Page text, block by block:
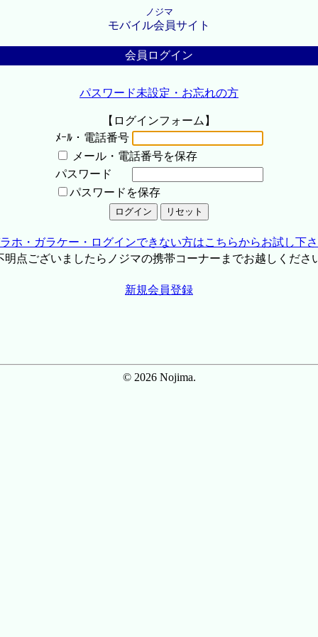
ノジマ
モバイル会員サイト
会員ログイン
パスワード未設定・お忘れの方
【ログインフォーム】
ﾒｰﾙ・電話番号
メール・電話番号を保存
パスワード
パスワードを保存
ホ・ガラケー・ログインできない方はこちらからお試し下
点ございましたらノジマの携帯コーナーまでお越しくださ
新規会員登録
© 2026 Nojima.